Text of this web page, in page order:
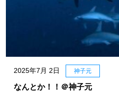
2025年7月 2日 神子元
なんとか！！＠神子元